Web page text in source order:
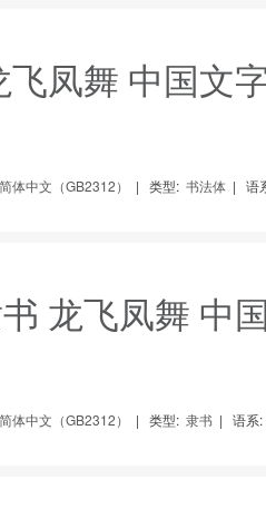
凤舞 中国文
简体中文（GB2312） | 类型: 书法体 | 语
龙飞凤舞 中
简体中文（GB2312） | 类型: 隶书 | 语系: